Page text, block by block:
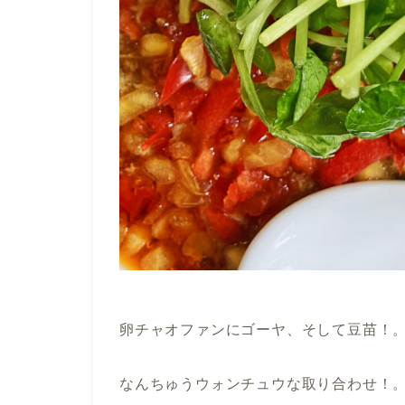
卵チャオファンにゴーヤ、そして豆苗！
なんちゅうウォンチュウな取り合わせ！